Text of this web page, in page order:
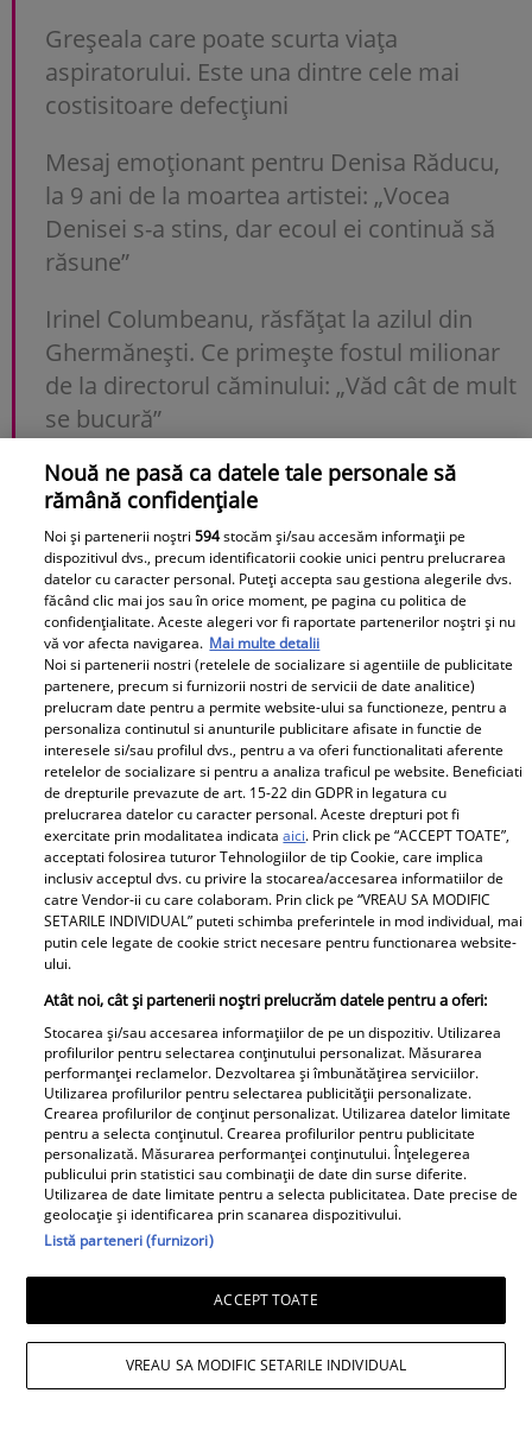
Greșeala care poate scurta viața
aspiratorului. Este una dintre cele mai
costisitoare defecțiuni
Mesaj emoționant pentru Denisa Răducu,
la 9 ani de la moartea artistei: „Vocea
Denisei s-a stins, dar ecoul ei continuă să
răsune”
Irinel Columbeanu, răsfățat la azilul din
Ghermănești. Ce primește fostul milionar
de la directorul căminului: „Văd cât de mult
se bucură”
Andrew Tate, mesaj după ce a fost arestat
în Miami. Ce a transmis de după gratii
Cât plătesc românii fără venituri pentru
CASS în 2026
Cine este influencerița care a furat o
brățară Louis Vuitton de peste 36.000 de
euro. A fost concurentă la un megashow
TV
Urmărește-ne peGoogle News
PE ACELAȘI SUBIECT
Mesaj emoționant pentru Denisa
Răducu, la 9 ani de la moartea artistei:
„Vocea Denisei s-a stins, dar ecoul ei
continuă să răsune”
Citește mai multe
Ion Iliescu
Recomandări
Nouă ne pasă ca datele tale personale să
rămână confidențiale
Noi și partenerii noștri594stocăm și/sau accesăm informații pe
dispozitivul dvs., precum identificatorii cookie unici pentru prelucrarea
datelor cu caracter personal. Puteți accepta sau gestiona alegerile dvs.
făcând clic mai jos sau în orice moment, pe pagina cu politica de
confidențialitate. Aceste alegeri vor fi raportate partenerilor noștri și nu
vă vor afecta navigarea. Mai multe detalii
Noi si partenerii nostri (retelele de socializare si agentiile de publicitate
partenere, precum si furnizorii nostri de servicii de date analitice)
prelucram date pentru a permite website-ului sa functioneze, pentru a
personaliza continutul si anunturile publicitare afisate in functie de
interesele si/sau profilul dvs., pentru a va oferi functionalitati aferente
retelelor de socializare si pentru a analiza traficul pe website. Beneficiati
de drepturile prevazute de art. 15-22 din GDPR in legatura cu
prelucrarea datelor cu caracter personal. Aceste drepturi pot fi
exercitate prin modalitatea indicataaici. Prin click pe “ACCEPT TOATE”,
acceptati folosirea tuturor Tehnologiilor de tip Cookie, care implica
inclusiv acceptul dvs. cu privire la stocarea/accesarea informatiilor de
catre Vendor-ii cu care colaboram. Prin click pe “VREAU SA MODIFIC
SETARILE INDIVIDUAL” puteti schimba preferintele in mod individual, mai
putin cele legate de cookie strict necesare pentru functionarea website-
ului.
Atât noi, cât și partenerii noștri prelucrăm datele pentru a oferi:
Stocarea și/sau accesarea informațiilor de pe un dispozitiv. Utilizarea
profilurilor pentru selectarea conținutului personalizat. Măsurarea
performanței reclamelor. Dezvoltarea și îmbunătățirea serviciilor.
Utilizarea profilurilor pentru selectarea publicității personalizate.
Crearea profilurilor de conținut personalizat. Utilizarea datelor limitate
pentru a selecta conținutul. Crearea profilurilor pentru publicitate
personalizată. Măsurarea performanței conținutului. Înțelegerea
publicului prin statistici sau combinații de date din surse diferite.
Utilizarea de date limitate pentru a selecta publicitatea. Date precise de
geolocație și identificarea prin scanarea dispozitivului.
Listă parteneri (furnizori)
ACCEPT TOATE
VREAU SA MODIFIC SETARILE INDIVIDUAL